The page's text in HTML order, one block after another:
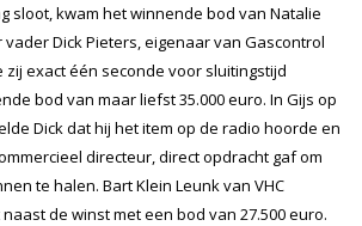
sloot, kwam het winnende bod van Natalie
Dick Pieters, eigenaar van Gascontrol
zij exact één seconde voor sluitingstijd
bod van maar liefst 35.000 euro. In Gijs op
Dick dat hij het item op de radio hoorde en
directeur, direct opdracht gaf om
te halen. Bart Klein Leunk van VHC
de winst met een bod van 27.500 euro.